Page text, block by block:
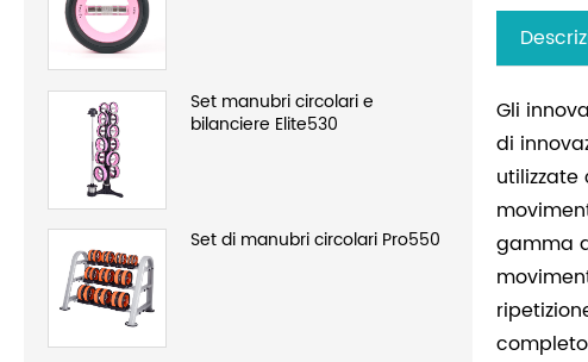
Set manubri circolari e
bilanciere Elite530
Set di manubri circolari Pro550
Gli
di
gamma